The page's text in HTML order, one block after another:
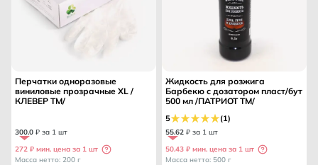
Перчатки одноразовые
виниловые прозрачные XL /
КЛЕВЕР ТМ/
300.0 ₽ за 1 шт
272 ₽ мин. цена за 1 шт
Масса нетто: 200 г
Жидкость для розжига
Барбекю с дозатором пласт/бут
500 мл /ПАТРИОТ ТМ/
5 (1)
55.62 ₽ за 1 шт
50.43 ₽ мин. цена за 1 шт
Масса нетто: 500 г